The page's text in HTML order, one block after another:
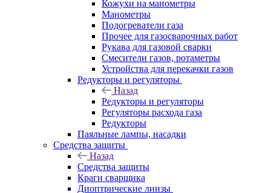
Кожухи на манометры
Манометры
Подогреватели газа
Прочее для газосварочных работ
Рукава для газовой сварки
Смесители газов, ротаметры
Устройства для перекачки газов
Редукторы и регуляторы
Назад
Редукторы и регуляторы
Регуляторы расхода газа
Редукторы
Паяльные лампы, насадки
Средства защиты
Назад
Средства защиты
Краги сварщика
Диоптрические линзы